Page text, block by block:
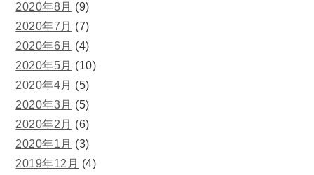
2020年8月 (9)
2020年7月 (7)
2020年6月 (4)
2020年5月 (10)
2020年4月 (5)
2020年3月 (5)
2020年2月 (6)
2020年1月 (3)
2019年12月 (4)